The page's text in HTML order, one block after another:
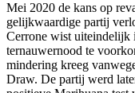
Mei 2020 de kans op
gelijkwaardige partij
Cerrone wist uiteindelijk
ternauwernood te
mindering kreeg
Draw. De partij werd